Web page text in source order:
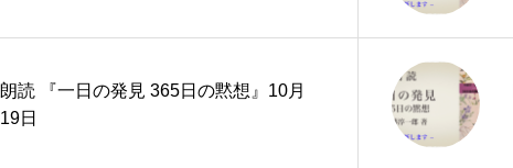
朗読 『一日の発見 365日の黙想』10月
19日